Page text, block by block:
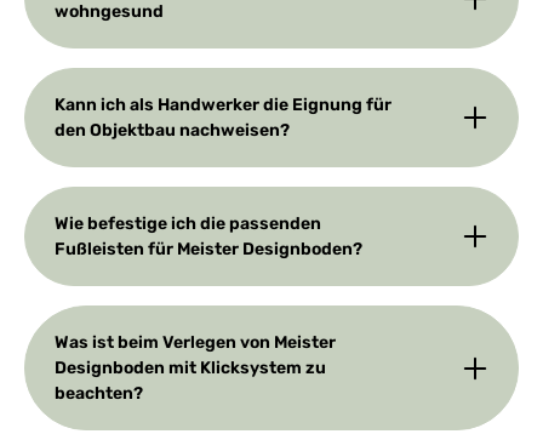
wohngesund
Kann ich als Handwerker die Eignung für
den Objektbau nachweisen?
Wie befestige ich die passenden
Fußleisten für Meister Designboden?
Was ist beim Verlegen von Meister
Designboden mit Klicksystem zu
beachten?